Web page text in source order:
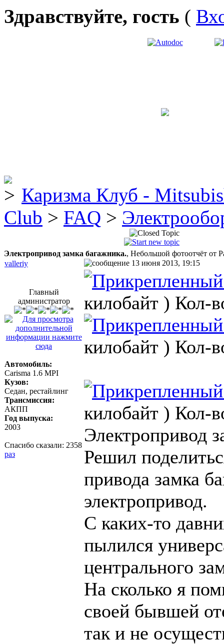
Здравствуйте, гость (
Каризма Клуб -
Club > FAQ >
Электропривод замка багажника., Небольшой фотоотчёт от
valleriy
13 июня 2013, 19:15
Главный
администратор
Автомобиль:
Carisma 1.6 MPI
Кузов:
Седан, рестайлинг
Трансмиссия:
АКПП
Год выпуска:
2003
Спасибо сказали: 2358
раз
килобайт ) Кол-
килобайт ) Кол-
килобайт ) Кол-
Электропривод
Решил
привода замка
электропривод.
С каких-то
пылился
центрального
На сколько я
своей бывшей
так и не